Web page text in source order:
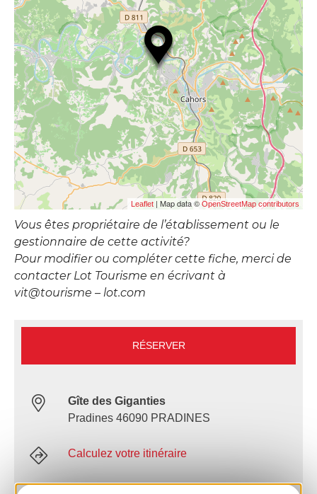
Leaflet | Map data © OpenStreetMap contributors
Vous êtes propriétaire de l’établissement ou le
gestionnaire de cette activité?
Pour modifier ou compléter cette fiche, merci de
contacter Lot Tourisme en écrivant à
vit@tourisme – lot.com
RÉSERVER
Gîte des Giganties
Pradines 46090 PRADINES
Calculez votre itinéraire